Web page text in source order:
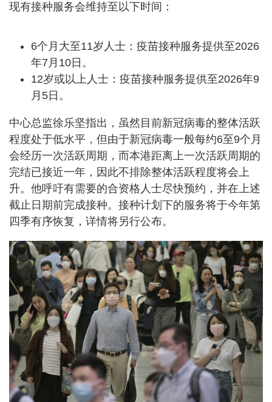
现有接种服务会维持至以下时间：
6个月大至11岁人士：疫苗接种服务提供至2026
年7月10日。
12岁或以上人士：疫苗接种服务提供至2026年9
月5日。
中心总监徐乐坚指出，虽然目前新冠病毒的整体活跃
程度处于低水平，但由于新冠病毒一般每约6至9个月
会经历一次活跃周期，而本港距离上一次活跃周期的
完结已接近一年，因此不排除整体活跃程度将会上
升。他呼吁有需要的合资格人士尽快预约，并在上述
截止日期前完成接种。接种计划下的服务将于今年第
四季有序恢复，详情将另行公布。